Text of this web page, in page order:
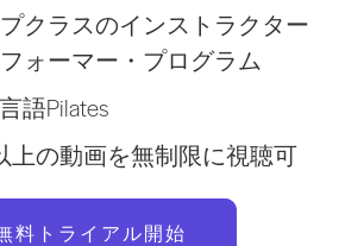
クラスのインストラクター
ォーマー・プログラム
語Pilates
上の動画を無制限に視聴可
料トライアル開始